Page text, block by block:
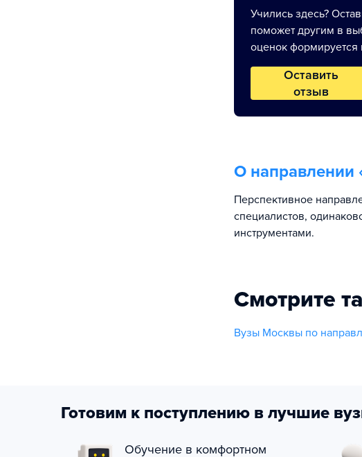
Учились здесь?
поможет другим в
оценок формируется
Оставить
отзыв
О направлении
Перспективное
специалистов,
инструментами.
Смотрите
Вузы Москвы по
Готовим к поступлению в лучшие
Обучение в комфортном